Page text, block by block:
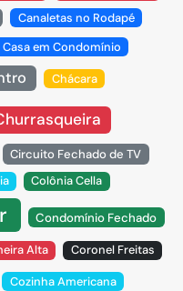
Canaletas no Rodapé
Casa em Condomínio
Chácara
Circuito Fechado de TV
Colônia Cella
Condomínio Fechado
Alta Coronel Freitas
Cozinha Americana